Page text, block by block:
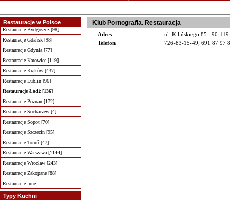
Restauracje w Polsce
Restauracje Bydgoszcz [98]
Restauracje Gdańsk [98]
Restauracje Gdynia [77]
Restauracje Katowice [119]
Restauracje Kraków [437]
Restauracje Lublin [96]
Restauracje Łódź [136]
Restauracje Poznań [172]
Restauracje Sochaczew [4]
Restauracje Sopot [70]
Restauracje Szczecin [95]
Restauracje Toruń [47]
Restauracje Warszawa [1144]
Restauracje Wrocław [243]
Restauracje Zakopane [88]
Restauracje inne
Typy Kuchni
Klub Pornografia. Restauracja
Adres
ul. Kilińskiego 85 , 90-
Telefon
726-83-15-49; 691 87 97